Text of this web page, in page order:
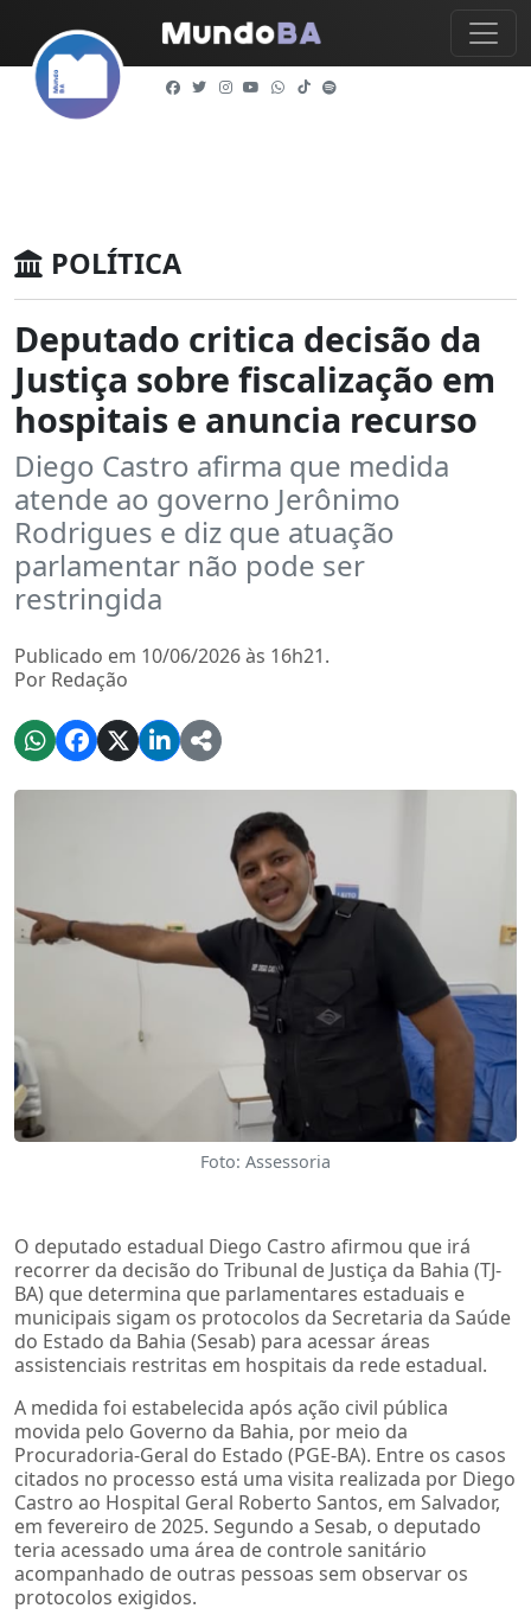
POLÍTICA
Deputado critica decisão da
Justiça sobre fiscalização em
hospitais e anuncia recurso
Diego Castro afirma que medida
atende ao governo Jerônimo
Rodrigues e diz que atuação
parlamentar não pode ser
restringida
Publicado em 10/06/2026 às 16h21.
Por Redação
Foto: Assessoria
O deputado estadual Diego Castro afirmou que irá
recorrer da decisão do Tribunal de Justiça da Bahia (TJ-
BA) que determina que parlamentares estaduais e
municipais sigam os protocolos da Secretaria da Saúde
do Estado da Bahia (Sesab) para acessar áreas
assistenciais restritas em hospitais da rede estadual.
A medida foi estabelecida após ação civil pública
movida pelo Governo da Bahia, por meio da
Procuradoria-Geral do Estado (PGE-BA). Entre os casos
citados no processo está uma visita realizada por Diego
Castro ao Hospital Geral Roberto Santos, em Salvador,
em fevereiro de 2025. Segundo a Sesab, o deputado
teria acessado uma área de controle sanitário
acompanhado de outras pessoas sem observar os
protocolos exigidos.